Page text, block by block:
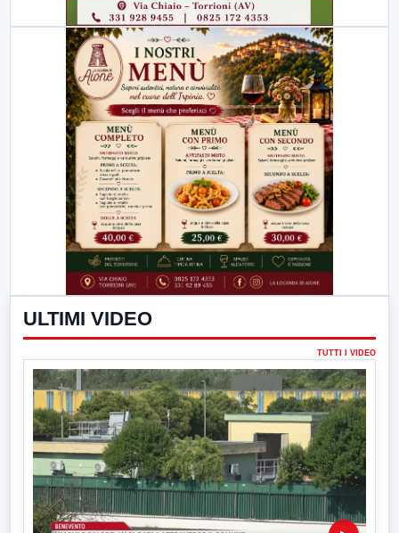
ULTIMI VIDEO
TUTTI I VIDEO